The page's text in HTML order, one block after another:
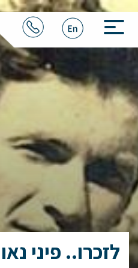
לזכרו.. פיני